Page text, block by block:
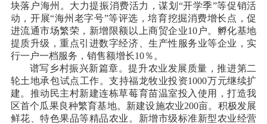
块落户海州。大力提振消费活力，谋划“开学季”等促销活
动，开展“海州老字号”等评选，培育挖掘消费增长点，促
进流通市场繁荣，新增限额以上商贸企业10户。孵化基地
提质升级，重点引进数字经济、生产性服务业等企业，实
行一户一档服务，销售额增长10％。
谱写乡村振兴新篇章。提升农业发展质量，推进第二
轮土地承包试点工作。支持福龙牧业投资1000万元继续扩
建。推动民主村新建连栋草莓育苗温室投入使用，打造我
区首个瓜果良种繁育基地。新建设施农业200亩。积极发展
鲜花、特色果品等精品农业。新增市级标准新型农业经营